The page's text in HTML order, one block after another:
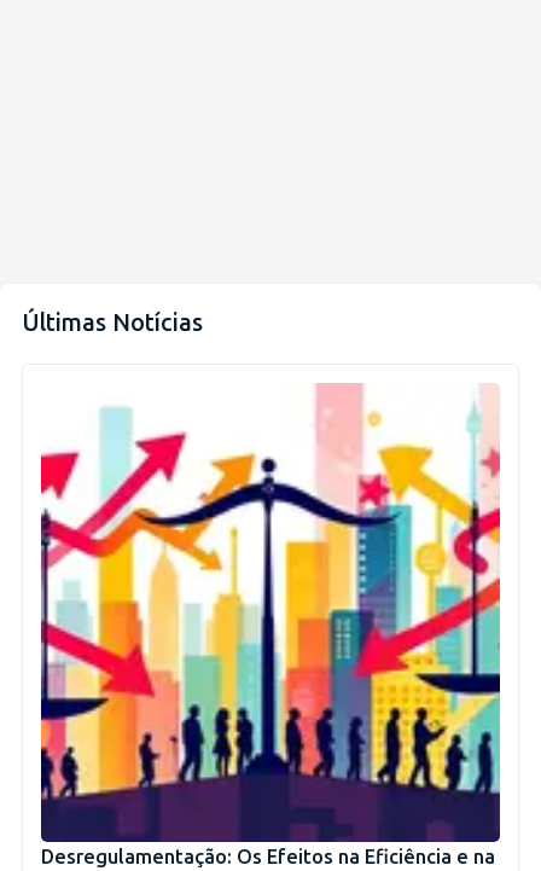
Últimas Notícias
Desregulamentação: Os Efeitos na Eficiência e na